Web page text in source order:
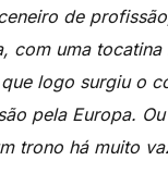
de
com uma
logo surgiu o
pela Europa.
trono há muito